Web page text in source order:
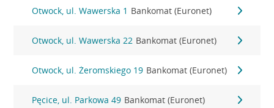
Otwock, ul. Wawerska 1 Bankomat (Euronet)
Otwock, ul. Wawerska 22 Bankomat (Euronet)
Otwock, ul. Żeromskiego 19 Bankomat (Euronet)
Pęcice, ul. Parkowa 49 Bankomat (Euronet)